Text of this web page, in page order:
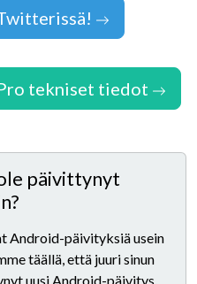
tekniset tiedot
päivittynyt
Android-päivityksiä usein
täällä, että juuri sinun
uusi Android-päivitys,